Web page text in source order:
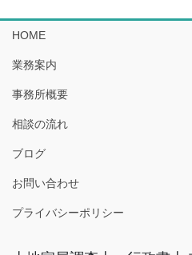
HOME
業務案内
事務所概要
相談の流れ
ブログ
お問い合わせ
プライバシーポリシー